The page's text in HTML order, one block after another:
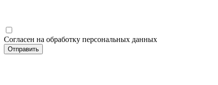
Согласен на обработку персональных данных